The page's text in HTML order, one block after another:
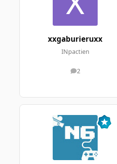
xxgaburieruxx
INpactien
2
messages